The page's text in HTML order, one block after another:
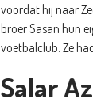
voordat hij naar
broer Sasan hun
voetbalclub. Ze
Salar